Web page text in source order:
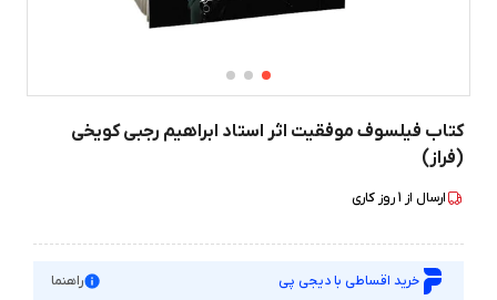
کتاب فیلسوف موفقیت اثر استاد ابراهیم رجبی کویخی
(فراز)
ارسال از 1روز کاری
خرید اقساطی با دیجی پی راهنما